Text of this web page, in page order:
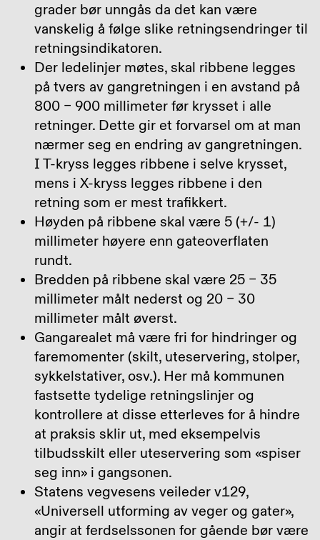
grader bør unngås da det kan være
vanskelig å følge slike retningsendringer til
retningsindikatoren.
Der ledelinjer møtes, skal ribbene legges
på tvers av gangretningen i en avstand på
800 – 900 millimeter før krysset i alle
retninger. Dette gir et forvarsel om at man
nærmer seg en endring av gangretningen.
I T-kryss legges ribbene i selve krysset,
mens i X-kryss legges ribbene i den
retning som er mest trafikkert.
Høyden på ribbene skal være 5 (+/- 1)
millimeter høyere enn gateoverflaten
rundt.
Bredden på ribbene skal være 25 – 35
millimeter målt nederst og 20 – 30
millimeter målt øverst.
Gangarealet må være fri for hindringer og
faremomenter (skilt, uteservering, stolper,
sykkelstativer, osv.). Her må kommunen
fastsette tydelige retningslinjer og
kontrollere at disse etterleves for å hindre
at praksis sklir ut, med eksempelvis
tilbudsskilt eller uteservering som «spiser
seg inn» i gangsonen.
Statens vegvesens veileder v129,
«Universell utforming av veger og gater»,
angir at ferdselssonen for gående bør være